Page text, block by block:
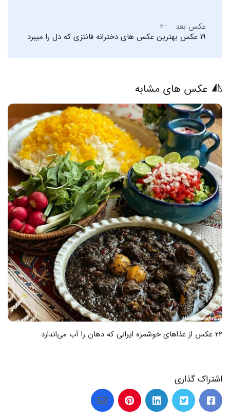
عکس بعد
19 عکس بهترین عکس های دخترانه فانتزی که دل را میبرد
عکس های مشابه
25 عکس هایی از حافظ شیرازی که قلب شما را تسخیر می کند
اشتراک گذاری